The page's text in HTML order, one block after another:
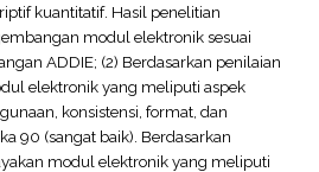
kuantitatif. Hasil penelitian
modul elektronik sesuai
ADDIE; (2) Berdasarkan penilaian
elektronik yang meliputi aspek
konsistensi, format, dan
90 (sangat baik). Berdasarkan
modul elektronik yang meliputi